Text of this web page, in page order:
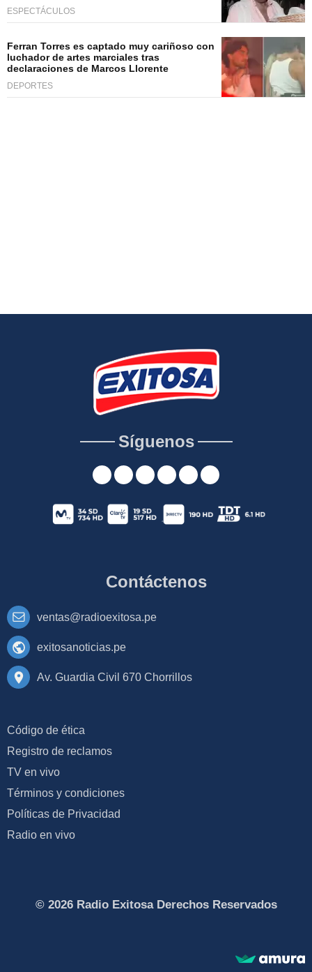
ESPECTÁCULOS
Ferran Torres es captado muy cariñoso con
luchador de artes marciales tras
declaraciones de Marcos Llorente
DEPORTES
Contáctenos
ventas@radioexitosa.pe
exitosanoticias.pe
Av. Guardia Civil 670 Chorrillos
Síguenos
Código de ética
Registro de reclamos
TV en vivo
Términos y condiciones
Políticas de Privacidad
Radio en vivo
© 2026 Radio Exitosa Derechos Reservados